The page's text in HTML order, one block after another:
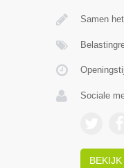
Samen
Sociale